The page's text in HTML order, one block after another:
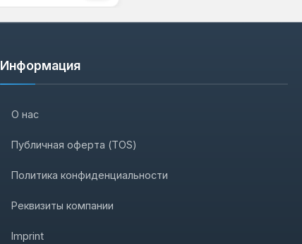
Информация
О нас
Публичная оферта (TOS)
Политика конфиденциальности
Реквизиты компании
Imprint